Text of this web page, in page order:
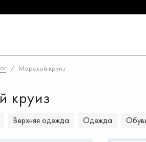
Морской круиз
круиз
Верхняя одежда Одежда